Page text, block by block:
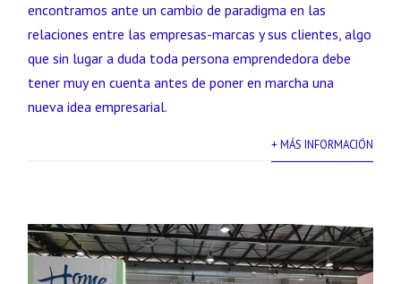
encontramos ante un cambio de paradigma en las
relaciones entre las empresas-marcas y sus clientes, algo
que sin lugar a duda toda persona emprendedora debe
tener muy en cuenta antes de poner en marcha una
nueva idea empresarial.
+ MÁS INFORMACIÓN